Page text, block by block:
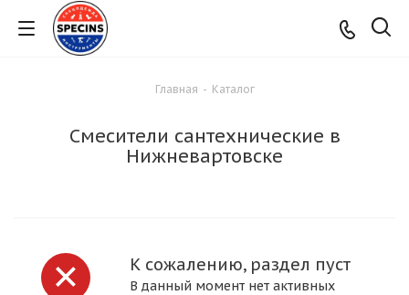
Главная - Каталог
Смесители сантехнические в
Нижневартовске
К сожалению, раздел пуст
В данный момент нет активных